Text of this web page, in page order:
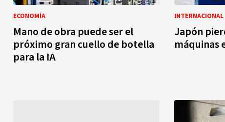
ECONOMÍA
Mano de obra puede ser el
próximo gran cuello de botella
para la IA
INTERNACIONAL
Japón
máquinas